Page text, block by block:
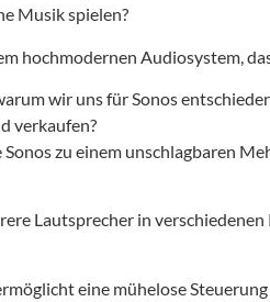
Musik spielen?
hochmodernen Audiosystem,
wir uns für Sonos
verkaufen?
zu einem unschlagbaren
Lautsprecher in
eine mühelose